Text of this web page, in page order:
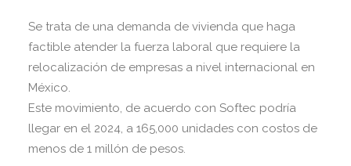
Se trata de una demanda de vivienda que haga
factible atender la fuerza laboral que requiere la
relocalización de empresas a nivel internacional en
México.
Este movimiento, de acuerdo con Softec podría
llegar en el 2024, a 165,000 unidades con costos de
menos de 1 millón de pesos.